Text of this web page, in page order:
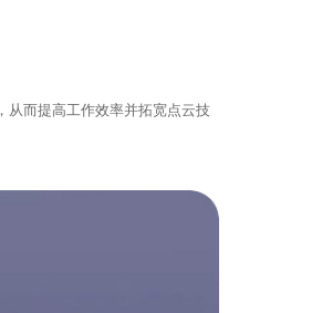
从而提高工作效率并拓宽点云技